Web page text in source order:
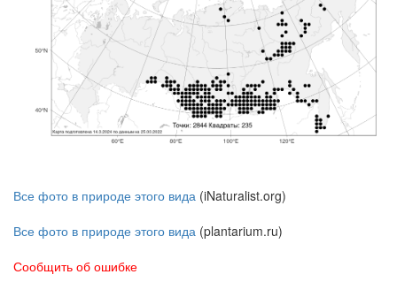
Все фото в природе этого вида (iNaturalist.org)
Все фото в природе этого вида (plantarium.ru)
Сообщить об ошибке